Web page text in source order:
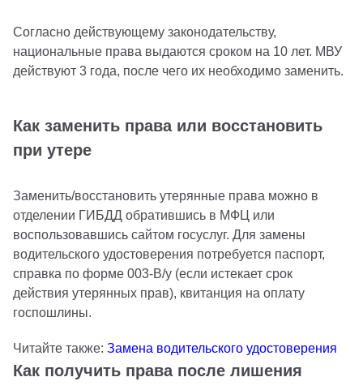
Согласно действующему законодательству,
национальные права выдаются сроком на 10 лет. МВУ
действуют 3 года, после чего их необходимо заменить.
Как заменить права или восстановить
при утере
Заменить/восстановить утерянные права можно в
отделении ГИБДД обратившись в МФЦ или
воспользовавшись сайтом госуслуг. Для замены
водительского удостоверения потребуется паспорт,
справка по форме 003-В/у (если истекает срок
действия утерянных прав), квитанция на оплату
госпошлины.
Читайте также: Замена водительского удостоверения
Как получить права после лишения